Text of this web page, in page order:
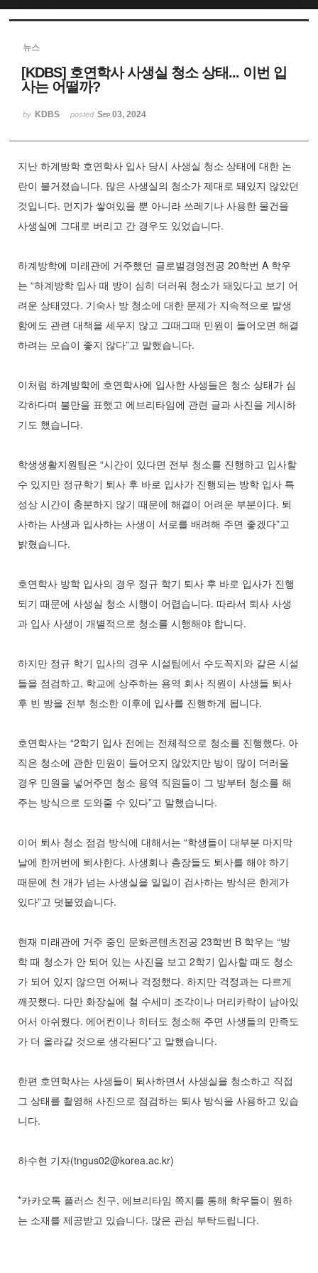
뉴스
[KDBS] 호연학사 사생실 청소 상태... 이번 입
사는 어떨까?
by KDBS posted Sep 03, 2024
지난 하계방학 호연학사 입사 당시 사생실 청소 상태에 대한 논
란이 불거졌습니다. 많은 사생실의 청소가 제대로 돼있지 않았던
것입니다. 먼지가 쌓여있을 뿐 아니라 쓰레기나 사용한 물건을
사생실에 그대로 버리고 간 경우도 있었습니다.
하계방학에 미래관에 거주했던 글로벌경영전공 20학번 A 학우
는 “하계방학 입사 때 방이 심히 더러워 청소가 돼있다고 보기 어
려운 상태였다. 기숙사 방 청소에 대한 문제가 지속적으로 발생
함에도 관련 대책을 세우지 않고 그때그때 민원이 들어오면 해결
하려는 모습이 좋지 않다”고 말했습니다.
이처럼 하계방학에 호연학사에 입사한 사생들은 청소 상태가 심
각하다며 불만을 표했고 에브리타임에 관련 글과 사진을 게시하
기도 했습니다.
학생생활지원팀은 “시간이 있다면 전부 청소를 진행하고 입사할
수 있지만 정규학기 퇴사 후 바로 입사가 진행되는 방학 입사 특
성상 시간이 충분하지 않기 때문에 해결이 어려운 부분이다. 퇴
사하는 사생과 입사하는 사생이 서로를 배려해 주면 좋겠다”고
밝혔습니다.
호연학사 방학 입사의 경우 정규 학기 퇴사 후 바로 입사가 진행
되기 때문에 사생실 청소 시행이 어렵습니다. 따라서 퇴사 사생
과 입사 사생이 개별적으로 청소를 시행해야 합니다.
하지만 정규 학기 입사의 경우 시설팀에서 수도꼭지와 같은 시설
들을 점검하고, 학교에 상주하는 용역 회사 직원이 사생들 퇴사
후 빈 방을 전부 청소한 이후에 입사를 진행하게 됩니다.
호연학사는 “2학기 입사 전에는 전체적으로 청소를 진행했다. 아
직은 청소에 관한 민원이 들어오지 않았지만 방이 많이 더러울
경우 민원을 넣어주면 청소 용역 직원들이 그 방부터 청소를 해
주는 방식으로 도와줄 수 있다”고 말했습니다.
이어 퇴사 청소 점검 방식에 대해서는 “학생들이 대부분 마지막
날에 한꺼번에 퇴사한다. 사생회나 층장들도 퇴사를 해야 하기
때문에 천 개가 넘는 사생실을 일일이 검사하는 방식은 한계가
있다”고 덧붙였습니다.
현재 미래관에 거주 중인 문화콘텐츠전공 23학번 B 학우는 “방
학 때 청소가 안 되어 있는 사진을 보고 2학기 입사할 때도 청소
가 되어 있지 않으면 어쩌나 걱정했다. 하지만 걱정과는 다르게
깨끗했다. 다만 화장실에 철 수세미 조각이나 머리카락이 남아있
어서 아쉬웠다. 에어컨이나 히터도 청소해 주면 사생들의 만족도
가 더 올라갈 것으로 생각된다”고 말했습니다.
한편 호연학사는 사생들이 퇴사하면서 사생실을 청소하고 직접
그 상태를 촬영해 사진으로 점검하는 퇴사 방식을 사용하고 있습
니다.
하수현 기자(tngus02@korea.ac.kr)
*카카오톡 플러스 친구, 에브리타임 쪽지를 통해 학우들이 원하
는 소재를 제공받고 있습니다. 많은 관심 부탁드립니다.
Sketchbook5, 스케치북5
Sketchbook5, 스케치북5